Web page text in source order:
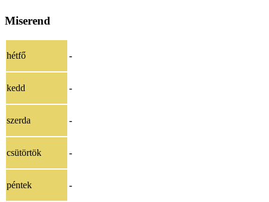
Miserend
hétfő -
kedd -
szerda -
csütörtök -
péntek -